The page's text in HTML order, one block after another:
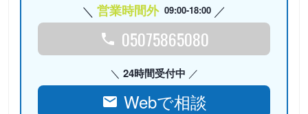
営業時間外 09:00-18:00
05075865080
24時間受付中
Webで相談